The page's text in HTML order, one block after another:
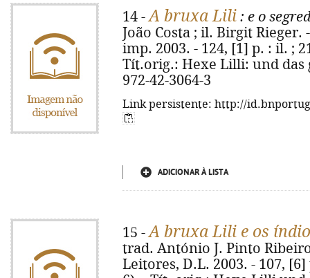
14 -A bruxa Lili : e o
João Costa ; il. Birgit
imp. 2003. - 124, [1] p. : il. ;
Tít.orig.: Hexe Lilli: und das
972-42-3064-3
Link persistente: http://
ADICIONAR À LISTA
15 -A bruxa Lili e os
trad. António J. Pinto
Leitores, D.L. 2003. - 107,